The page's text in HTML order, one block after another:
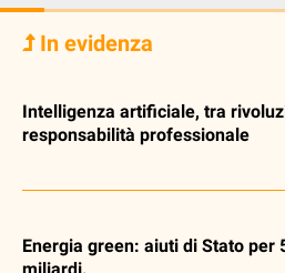
In evidenza
Intelligenza artificiale, tra
responsabilità professionale
Energia green: aiuti di Stato per